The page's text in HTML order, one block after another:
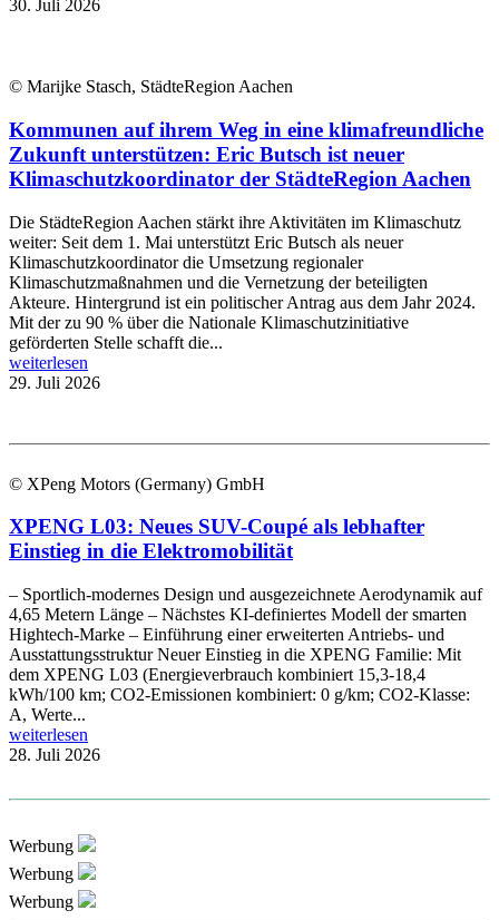
30. Juli 2026
© Marijke Stasch, StädteRegion Aachen
Kommunen auf ihrem Weg in eine klimafreundliche
Zukunft unterstützen: Eric Butsch ist neuer
Klimaschutzkoordinator der StädteRegion Aachen
Die StädteRegion Aachen stärkt ihre Aktivitäten im Klimaschutz
weiter: Seit dem 1. Mai unterstützt Eric Butsch als neuer
Klimaschutzkoordinator die Umsetzung regionaler
Klimaschutzmaßnahmen und die Vernetzung der beteiligten
Akteure. Hintergrund ist ein politischer Antrag aus dem Jahr 2024.
Mit der zu 90 % über die Nationale Klimaschutzinitiative
geförderten Stelle schafft die...
weiterlesen
29. Juli 2026
© XPeng Motors (Germany) GmbH
XPENG L03: Neues SUV-Coupé als lebhafter
Einstieg in die Elektromobilität
– Sportlich-modernes Design und ausgezeichnete Aerodynamik auf
4,65 Metern Länge – Nächstes KI-definiertes Modell der smarten
Hightech-Marke – Einführung einer erweiterten Antriebs- und
Ausstattungsstruktur Neuer Einstieg in die XPENG Familie: Mit
dem XPENG L03 (Energieverbrauch kombiniert 15,3-18,4
kWh/100 km; CO2-Emissionen kombiniert: 0 g/km; CO2-Klasse:
A, Werte...
weiterlesen
28. Juli 2026
Werbung
Werbung
Werbung